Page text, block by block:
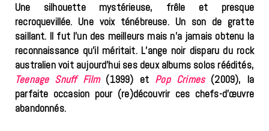
Une silhouette mystérieuse, frêle et presque
recroquevillée. Une voix ténébreuse. Un son de gratte
saillant. Il fut l’un des meilleurs mais n’a jamais obtenu la
reconnaissance qu’il méritait. L’ange noir disparu du rock
australien voit aujourd’hui ses deux albums solos réédités,
Teenage Snuff Film(1999) et Pop Crimes(2009), la
parfaite occasion pour (re)découvrir ces chefs-d’œuvre
abandonnés.